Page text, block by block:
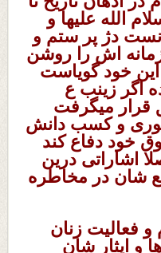
الله علیها و
دژ پر ستم و
زمانه اش را روشن
خود گویاست
اگر زینب ع
قرار میگرفت
و کسب دانش
خود دفاع کند
اشاراتی درین
شان در مخاطره
فعالیت زنان
و ایثار شان